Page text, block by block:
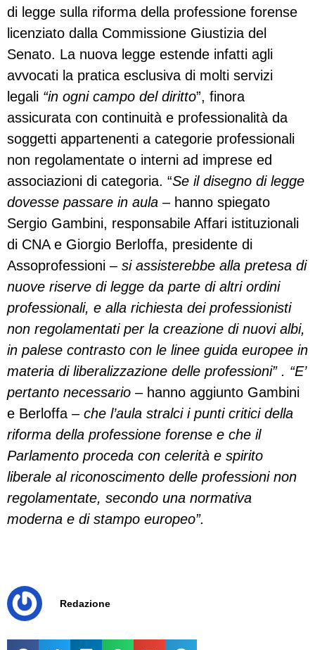
di legge sulla riforma della professione forense
licenziato dalla Commissione Giustizia del
Senato. La nuova legge estende infatti agli
avvocati la pratica esclusiva di molti servizi
legali “in ogni campo del diritto”, finora
assicurata con continuità e professionalità da
soggetti appartenenti a categorie professionali
non regolamentate o interni ad imprese ed
associazioni di categoria. “Se il disegno di legge
dovesse passare in aula – hanno spiegato
Sergio Gambini, responsabile Affari istituzionali
di CNA e Giorgio Berloffa, presidente di
Assoprofessioni – si assisterebbe alla pretesa di
nuove riserve di legge da parte di altri ordini
professionali, e alla richiesta dei professionisti
non regolamentati per la creazione di nuovi albi,
in palese contrasto con le linee guida europee in
materia di liberalizzazione delle professioni” . “E’
pertanto necessario – hanno aggiunto Gambini
e Berloffa – che l’aula stralci i punti critici della
riforma della professione forense e che il
Parlamento proceda con celerità e spirito
liberale al riconoscimento delle professioni non
regolamentate, secondo una normativa
moderna e di stampo europeo”.
Redazione